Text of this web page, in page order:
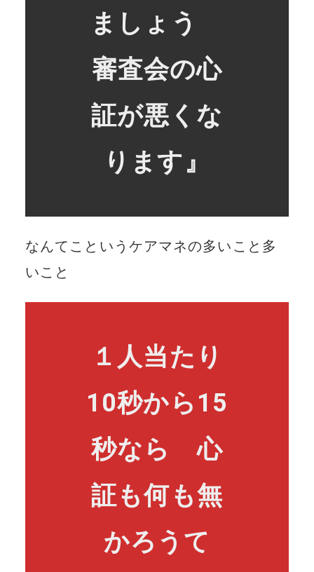
ましょう
審査会の心
証が悪くな
ります』
なんてこというケアマネの多いこと多
いこと
１人当たり
10秒から15
秒なら 心
証も何も無
かろうて